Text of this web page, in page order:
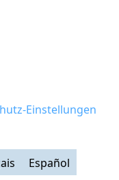
Einstellungen
Español